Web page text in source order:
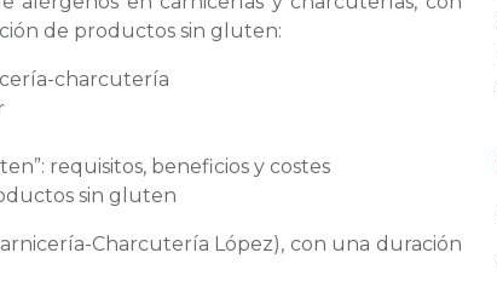
de productos sin gluten:
charcutería
requisitos, beneficios y costes
sin gluten
Charcutería López), con una duración